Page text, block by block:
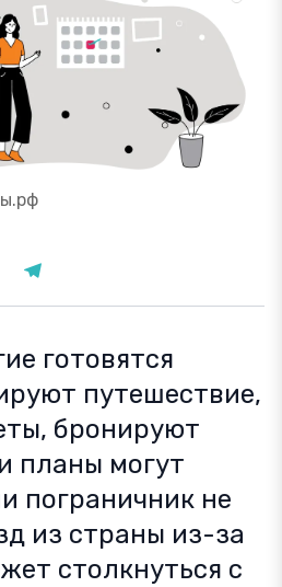
готовятся
путешествие,
бронируют
планы могут
пограничник не
из страны из-за
столкнуться с